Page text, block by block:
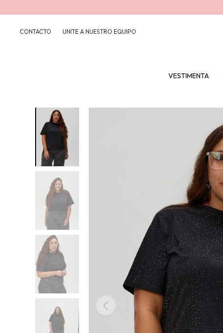
VESTIMENTA
CONTACTO UNITE A NUESTRO EQUIPO